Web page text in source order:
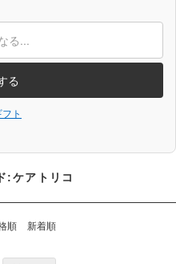
る
ト
:ケアトリコ
順 新着順